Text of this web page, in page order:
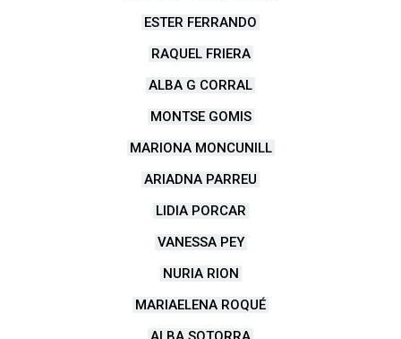
ESTER FERRANDO
RAQUEL FRIERA
ALBA G CORRAL
MONTSE GOMIS
MARIONA MONCUNILL
ARIADNA PARREU
LIDIA PORCAR
VANESSA PEY
NURIA RION
MARIAELENA ROQUÉ